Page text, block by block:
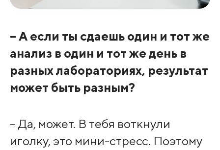
– А если ты сдаешь один и тот же
анализ в один и тот же день в
разных лабораториях, результат
может быть разным?
– Да, может. В тебя воткнули
иголку, это мини-стресс. Поэтому